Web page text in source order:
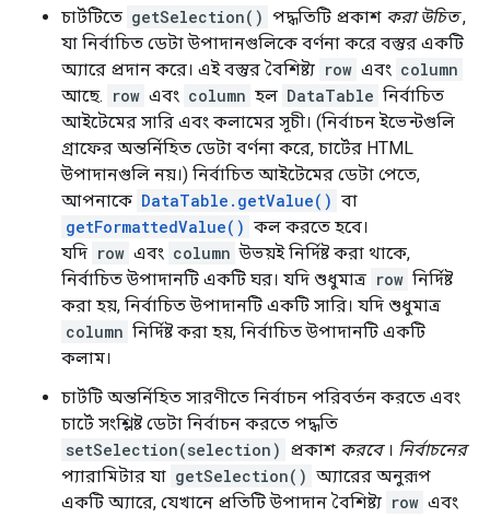
চার্টটিতে getSelection() পদ্ধতিটি প্রকাশ করা উচিত,
যা নির্বাচিত ডেটা উপাদানগুলিকে বর্ণনা করে বস্তুর একটি
অ্যারে প্রদান করে। এই বস্তুর বৈশিষ্ট্য row এবং column
আছে. row এবং column হল DataTable নির্বাচিত
আইটেমের সারি এবং কলামের সূচী। (নির্বাচন ইভেন্টগুলি
গ্রাফের অন্তর্নিহিত ডেটা বর্ণনা করে, চার্টের HTML
উপাদানগুলি নয়।) নির্বাচিত আইটেমের ডেটা পেতে,
আপনাকে DataTable.getValue() বা
getFormattedValue() কল করতে হবে।
যদি row এবং column উভয়ই নির্দিষ্ট করা থাকে,
নির্বাচিত উপাদানটি একটি ঘর। যদি শুধুমাত্র row নির্দিষ্ট
করা হয়, নির্বাচিত উপাদানটি একটি সারি। যদি শুধুমাত্র
column নির্দিষ্ট করা হয়, নির্বাচিত উপাদানটি একটি
কলাম।
চার্টটি অন্তর্নিহিত সারণীতে নির্বাচন পরিবর্তন করতে এবং
চার্টে সংশ্লিষ্ট ডেটা নির্বাচন করতে পদ্ধতি
setSelection(selection) প্রকাশ করবে। নির্বাচনের
প্যারামিটার যা getSelection() অ্যারের অনুরূপ
একটি অ্যারে, যেখানে প্রতিটি উপাদান বৈশিষ্ট্য row এবং